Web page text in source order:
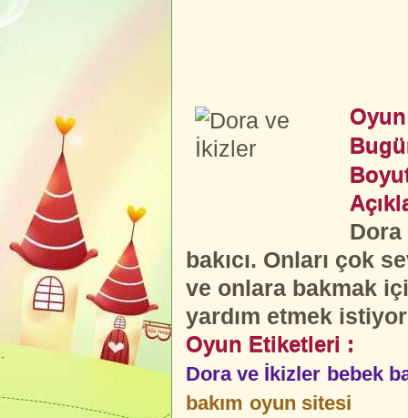
bakıcı. Onları çok
ve onlara bakmak
yardım etmek
Oyun Etiketleri :
Dora ve İkizler bebek
bakım oyun sitesi